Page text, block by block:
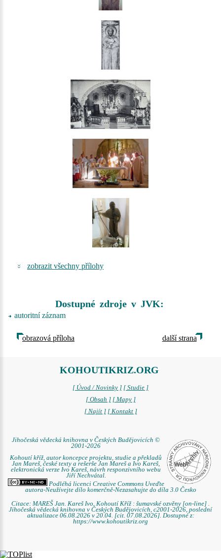
zobrazit všechny přílohy
Dostupné zdroje v JVK:
autoritní záznam
obrazová příloha další strana
KOHOUTIKRIZ.ORG
[ Úvod / Novinky ] [ Studie ]
[ Obsah ] [ Mapy ]
[ Najít ] [ Kontakt ]
Jihočeská vědecká knihovna v Českých Budějovicích ©
2001-2026
Kohoutí kříž, autor koncepce projektu, studie a překladů
Jan Mareš, české texty a rešerše Jan Mareš a Ivo Kareš,
elektronická verze Ivo Kareš, návrh responzivního webu
Jiří Nechvátal.
Podléhá licenci Creative Commons Uveďte
autora-Neužívejte dílo komerčně-Nezasahujte do díla 3.0 Česko
Citace: MAREŠ Jan. Kareš Ivo. Kohoutí Kříž : šumavské ozvěny [on-line] .
Jihočeská vědecká knihovna v Českých Budějovicích, c2001-2026, poslední
aktualizace 06.08.2026 v 20.04. [cit. 07.08.2026]. Dostupné z:
https://www.kohoutikriz.org